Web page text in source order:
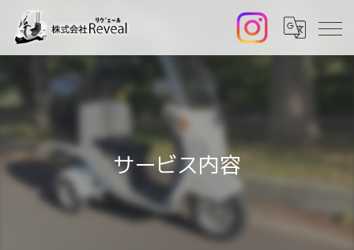
サービス内容